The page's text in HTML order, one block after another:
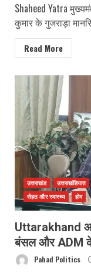
Shaheed Yatra
कुमार के गुजराड़ा
Read More
उत्तराखंड उत्तराखंडियात
सेहत और स्वास्थ्य
होम
Uttarakhand
बंसल और ADM
Pahad Politics